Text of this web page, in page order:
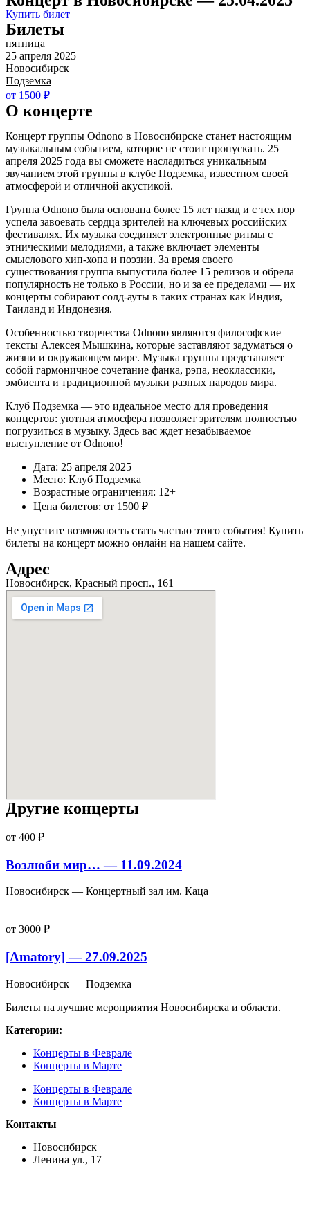
Купить билет
Билеты
пятница
25 апреля 2025
Новосибирск
Подземка
от 1500 ₽
О концерте
Концерт группы Odnono в Новосибирске станет настоящим
музыкальным событием, которое не стоит пропускать. 25
апреля 2025 года вы сможете насладиться уникальным
звучанием этой группы в клубе Подземка, известном своей
атмосферой и отличной акустикой.
Группа Odnono была основана более 15 лет назад и с тех пор
успела завоевать сердца зрителей на ключевых российских
фестивалях. Их музыка соединяет электронные ритмы с
этническими мелодиями, а также включает элементы
смыслового хип-хопа и поэзии. За время своего
существования группа выпустила более 15 релизов и обрела
популярность не только в России, но и за ее пределами — их
концерты собирают солд-ауты в таких странах как Индия,
Таиланд и Индонезия.
Особенностью творчества Odnono являются философские
тексты Алексея Мышкина, которые заставляют задуматься о
жизни и окружающем мире. Музыка группы представляет
собой гармоничное сочетание фанка, рэпа, неоклассики,
эмбиента и традиционной музыки разных народов мира.
Клуб Подземка — это идеальное место для проведения
концертов: уютная атмосфера позволяет зрителям полностью
погрузиться в музыку. Здесь вас ждет незабываемое
выступление от Odnono!
Дата: 25 апреля 2025
Место: Клуб Подземка
Возрастные ограничения: 12+
Цена билетов: от 1500 ₽
Не упустите возможность стать частью этого события! Купить
билеты на концерт можно онлайн на нашем сайте.
Адрес
Новосибирск, Красный просп., 161
Другие концерты
от 400 ₽
Возлюби мир… — 11.09.2024
Новосибирск — Концертный зал им. Каца
от 3000 ₽
[Amatory] — 27.09.2025
Новосибирск — Подземка
Билеты на лучшие мероприятия Новосибирска и области.
Категории:
Концерты в Феврале
Концерты в Марте
Концерты в Феврале
Концерты в Марте
Контакты
Новосибирск
Ленина ул., 17